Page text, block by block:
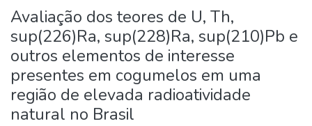
Communities & Collections
All of DSpace
Statistics
Avaliação dos teores de U, Th,
sup(226)Ra, sup(228)Ra, sup(210)Pb e
outros elementos de interesse
presentes em cogumelos em uma
região de elevada radioatividade
natural no Brasil